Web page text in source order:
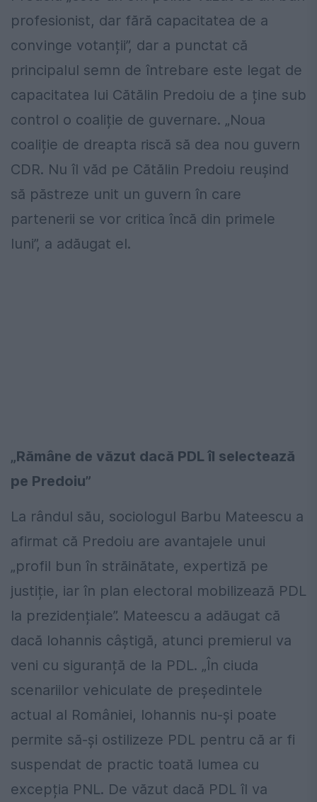
profesionist, dar fără capacitatea de a
convinge votanții”, dar a punctat că
principalul semn de întrebare este legat de
capacitatea lui Cătălin Predoiu de a ține sub
control o coaliție de guvernare. „Noua
coaliție de dreapta riscă să dea nou guvern
CDR. Nu îl văd pe Cătălin Predoiu reușind
să păstreze unit un guvern în care
partenerii se vor critica încă din primele
luni”, a adăugat el.
„Rămâne de văzut dacă PDL îl selectează
pe Predoiu”
La rândul său, sociologul Barbu Mateescu a
afirmat că Predoiu are avantajele unui
„profil bun în străinătate, expertiză pe
justiție, iar în plan electoral mobilizează PDL
la prezidențiale”. Mateescu a adăugat că
dacă Iohannis câștigă, atunci premierul va
veni cu siguranță de la PDL. „În ciuda
scenariilor vehiculate de președintele
actual al României, Iohannis nu-și poate
permite să-și ostilizeze PDL pentru că ar fi
suspendat de practic toată lumea cu
excepția PNL. De văzut dacă PDL îl va